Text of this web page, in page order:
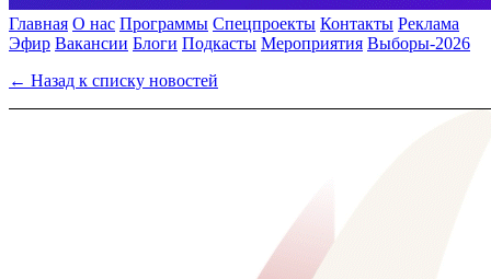
Главная О нас Программы Спецпроекты Контакты Реклама
Эфир Вакансии Блоги Подкасты Мероприятия Выборы-2026
← Назад к списку новостей